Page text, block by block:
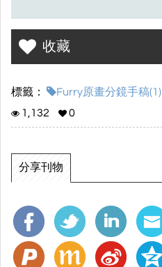
收藏
標籤：
Furry原畫分鏡手稿(1)
1,132
0
分享刊物